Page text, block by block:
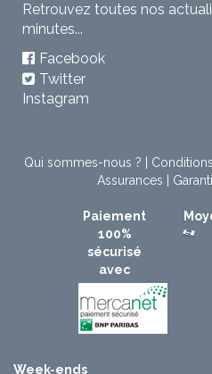
Retrouvez toutes nos
minutes...
Facebook
Twitter
Instagram
Qui sommes-nous ?
Assurances
Paiement
100%
sécurisé
avec
Week-ends